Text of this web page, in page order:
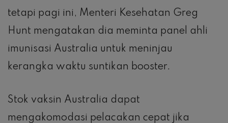
tetapi pagi ini, Menteri Kesehatan Greg
Hunt mengatakan dia meminta panel ahli
imunisasi Australia untuk meninjau
kerangka waktu suntikan booster.
Stok vaksin Australia dapat
mengakomodasi pelacakan cepat jika